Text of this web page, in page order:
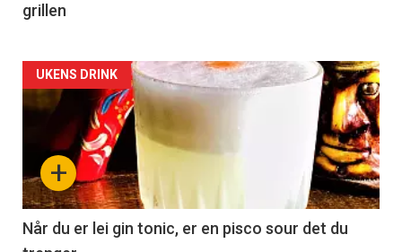
grillen
Forsiden
akkurat
nå
-
2
+
UKENS DRINK
Når du er lei gin tonic, er en pisco sour det du